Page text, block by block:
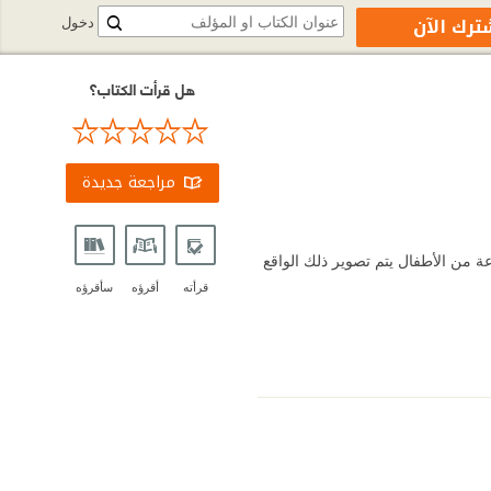
من الأطفال يتم تصوير ذلك الواقع
هل قرأت الكتاب؟
مراجعة جديدة
قرأته أقرؤه سأقرؤه
دخول الآن